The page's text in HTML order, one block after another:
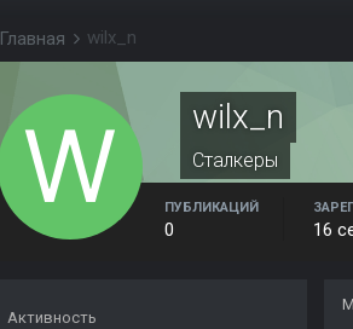
Главная wilx_n
wilx_n
Сталкеры
ПУБЛИКАЦИЙ
0 16
Активность